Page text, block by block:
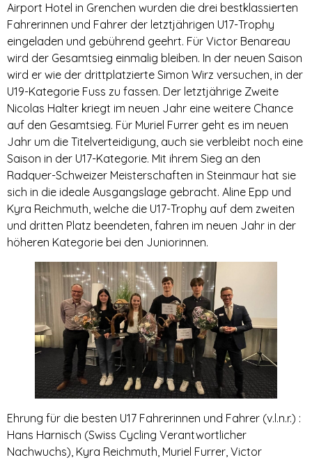
Airport Hotel in Grenchen wurden die drei bestklassierten
Fahrerinnen und Fahrer der letztjährigen U17-Trophy
eingeladen und gebührend geehrt. Für Victor Benareau
wird der Gesamtsieg einmalig bleiben. In der neuen Saison
wird er wie der drittplatzierte Simon Wirz versuchen, in der
U19-Kategorie Fuss zu fassen. Der letztjährige Zweite
Nicolas Halter kriegt im neuen Jahr eine weitere Chance
auf den Gesamtsieg. Für Muriel Furrer geht es im neuen
Jahr um die Titelverteidigung, auch sie verbleibt noch eine
Saison in der U17-Kategorie. Mit ihrem Sieg an den
Radquer-Schweizer Meisterschaften in Steinmaur hat sie
sich in die ideale Ausgangslage gebracht. Aline Epp und
Kyra Reichmuth, welche die U17-Trophy auf dem zweiten
und dritten Platz beendeten, fahren im neuen Jahr in der
höheren Kategorie bei den Juniorinnen.
Ehrung für die besten U17 Fahrerinnen und Fahrer (v.l.n.r.) :
Hans Harnisch (Swiss Cycling Verantwortlicher
Nachwuchs), Kyra Reichmuth, Muriel Furrer, Victor